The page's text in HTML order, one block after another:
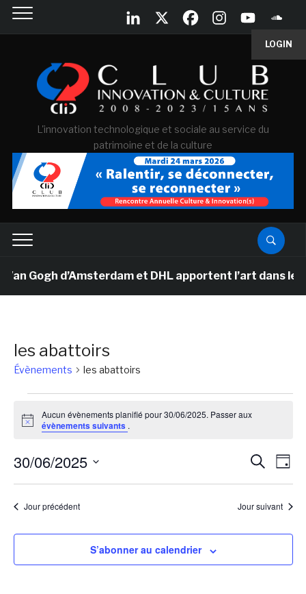
LOGIN
L'innovation technologique et sociale au service du
patrimoine et de la culture
Gogh d’Amsterdam et DHL apportent l’art dans
les abattoirs
Évènements les abattoirs
for
Notice
Aucun évènements planifié pour 30/06/2025. Passer aux
évènements suivants .
et
de
Jour
30/06/2025
Sélectionnez
uneJour précédent Jour suivant
S’abonner au calendrier